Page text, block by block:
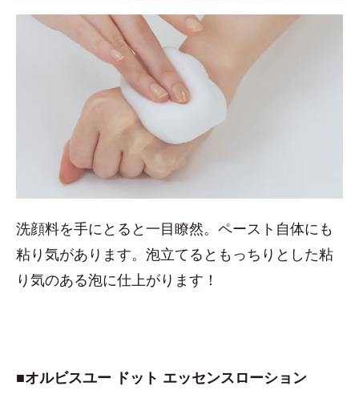
洗顔料を手にとると一目瞭然。ペースト自体にも
粘り気があります。泡立てるともっちりとした粘
り気のある泡に仕上がります！
■オルビスユー ドット エッセンスローション